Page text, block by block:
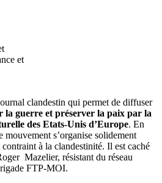
et
clandestin qui permet de diffuser
la guerre et préserver la paix par la
des Etats-Unis d’Europe. En
s’organise solidement
à la clandestinité. Il est caché
Mazelier, résistant du réseau
FTP-MOI.